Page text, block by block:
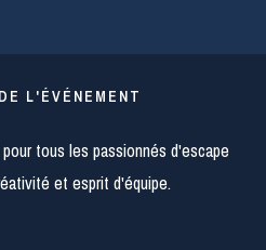
L'ÉVÉNEMENT
tous les passionnés d'escape
et esprit d'équipe.